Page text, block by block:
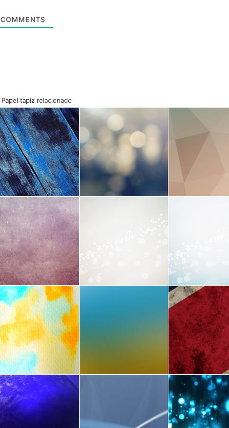
COMMENTS
Papel tapiz relacionado